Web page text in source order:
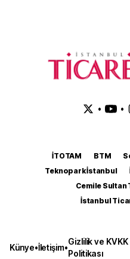
• •
İTOTAM BTM
Teknopark İstanbul
Cemile
İstanbul
Künye•İletişim•
Gizlilik ve KVKK
Politikası